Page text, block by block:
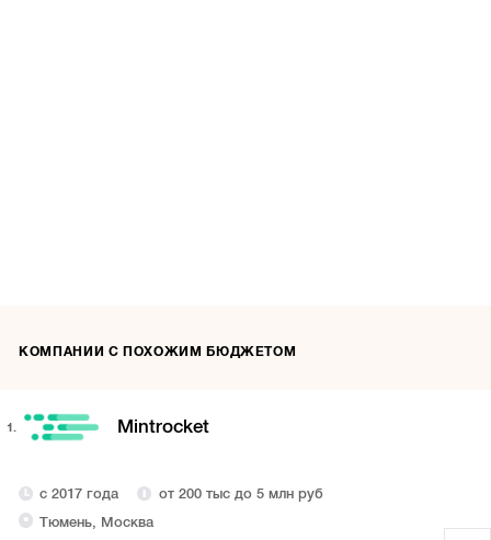
КОМПАНИИ С ПОХОЖИМ БЮДЖЕТОМ
1. Mintrocket
с 2017 года
от 200 тыс до 5 млн руб
Тюмень, Москва